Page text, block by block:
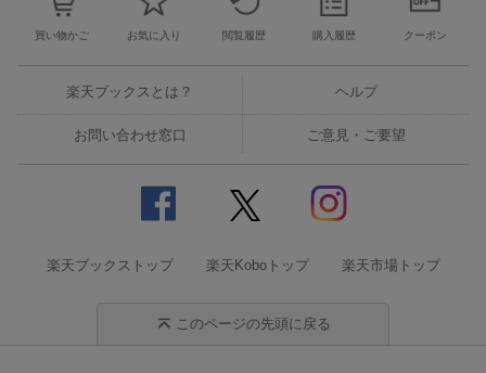
買い物かご お気に入り 閲覧履歴 購入履歴 クーポン
楽天ブックスとは？ ヘルプ
お問い合わせ窓口 ご意見・ご要望
楽天ブックストップ 楽天Koboトップ 楽天市場トップ
このページの先頭に戻る